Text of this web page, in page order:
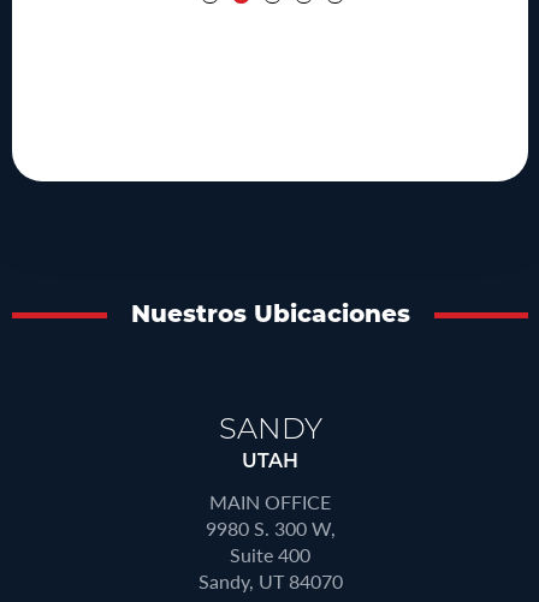
Nuestros Ubicaciones
SANDY
UTAH
MAIN OFFICE
9980 S. 300 W,
Suite 400
Sandy, UT 84070